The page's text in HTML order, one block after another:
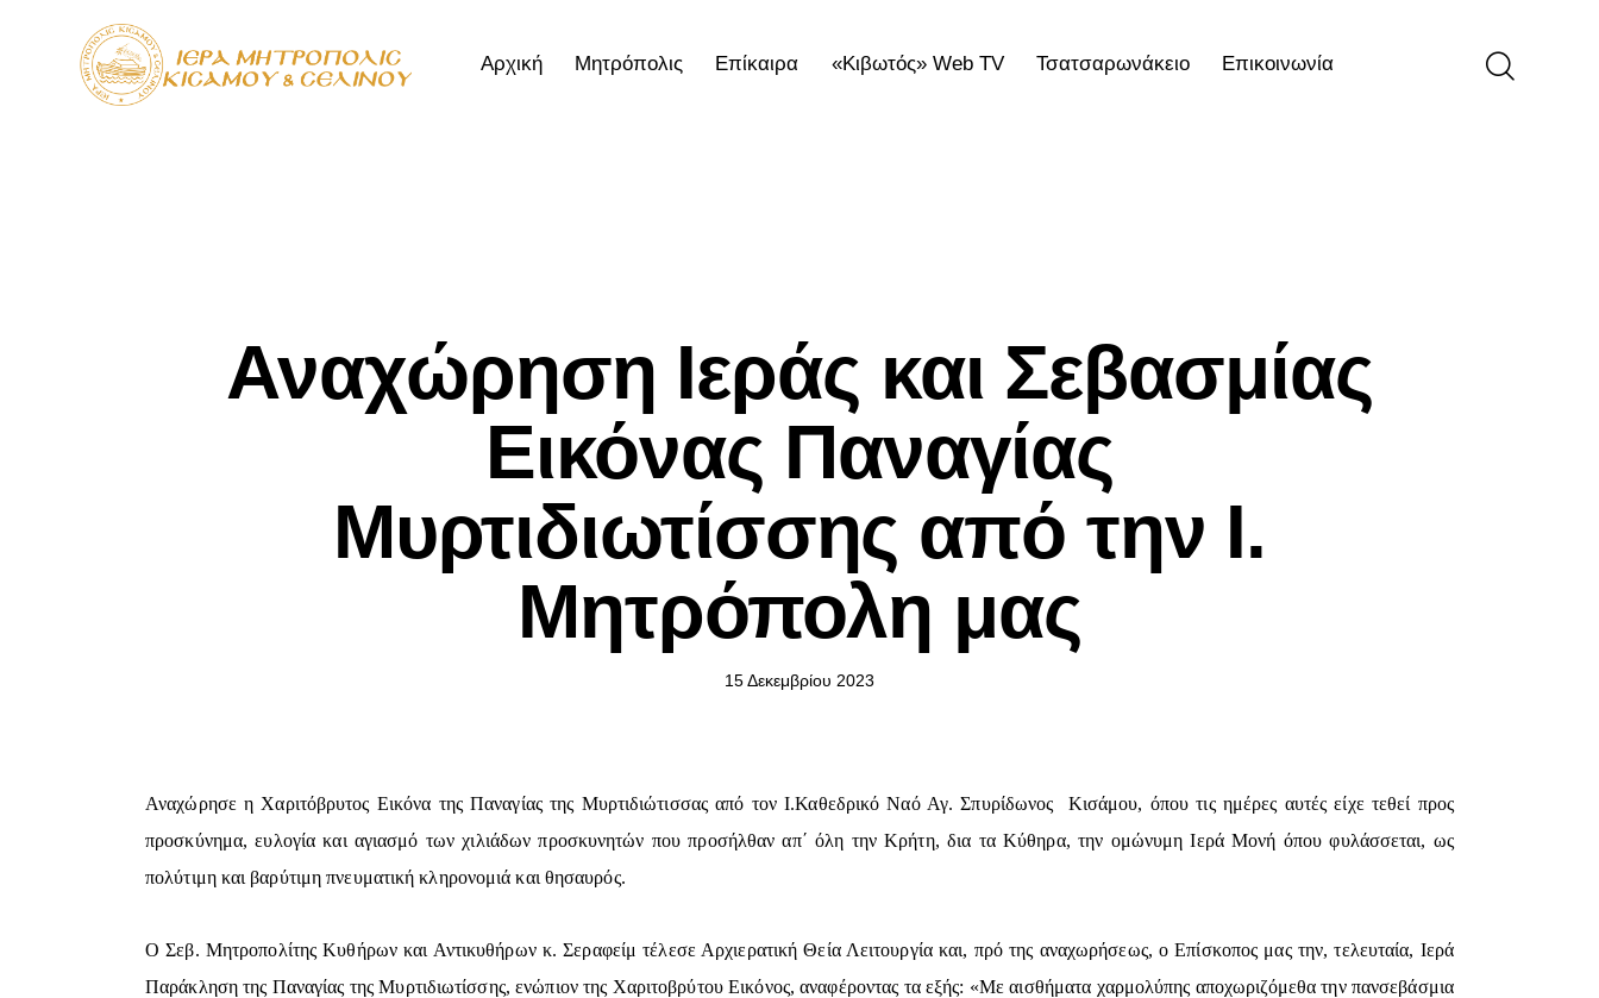
Αρχική Μητρόπολις Επίκαιρα «Κιβωτός» Web TV Τσατσαρωνάκειο Επικοινωνία
Αναχώρηση Ιεράς και Σεβασμίας
Εικόνας Παναγίας
Μυρτιδιωτίσσης από την Ι.
Μητρόπολη μας
15 Δεκεμβρίου 2023
Αναχώρησε η Χαριτόβρυτος Εικόνα της Παναγίας της Μυρτιδιώτισσας από τον Ι.Καθεδρικό Ναό Αγ. Σπυρίδωνος Κισάμου, όπου τις ημέρες αυτές είχε τεθεί προς
προσκύνημα, ευλογία και αγιασμό των χιλιάδων προσκυνητών που προσήλθαν απ΄ όλη την Κρήτη, δια τα Κύθηρα, την ομώνυμη Ιερά Μονή όπου φυλάσσεται, ως
πολύτιμη και βαρύτιμη πνευματική κληρονομιά και θησαυρός.
Ο Σεβ. Μητροπολίτης Κυθήρων και Αντικυθήρων κ. Σεραφείμ τέλεσε Αρχιερατική Θεία Λειτουργία και, πρό της αναχωρήσεως, ο Επίσκοπος μας την, τελευταία, Ιερά
Παράκληση της Παναγίας της Μυρτιδιωτίσσης, ενώπιον της Χαριτοβρύτου Εικόνος, αναφέροντας τα εξής: «Με αισθήματα χαρμολύπης αποχωριζόμεθα την πανσεβάσμια